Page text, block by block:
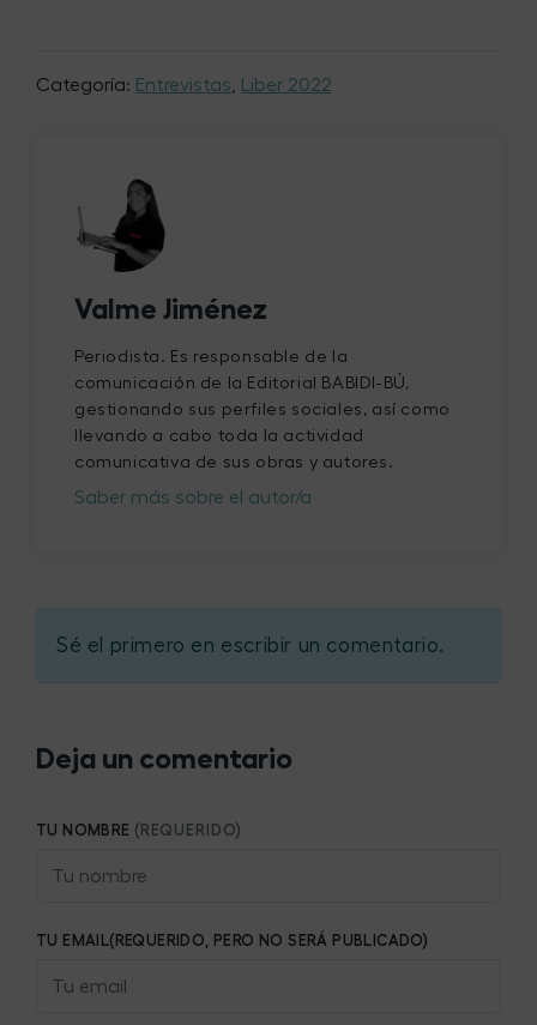
Categoría: Entrevistas Liber 2022
Valme Jiménez
Periodista. Es responsable de la
comunicación de la Editorial BABIDI-BÚ,
gestionando sus perfiles sociales, así como
llevando a cabo toda la actividad
comunicativa de sus obras y autores.
Saber más sobre el autor/a
Sé el primero en escribir un comentario.
Deja un comentario
TU NOMBRE (REQUERIDO)
TU EMAIL(REQUERIDO, PERO NO SERÁ PUBLICADO)